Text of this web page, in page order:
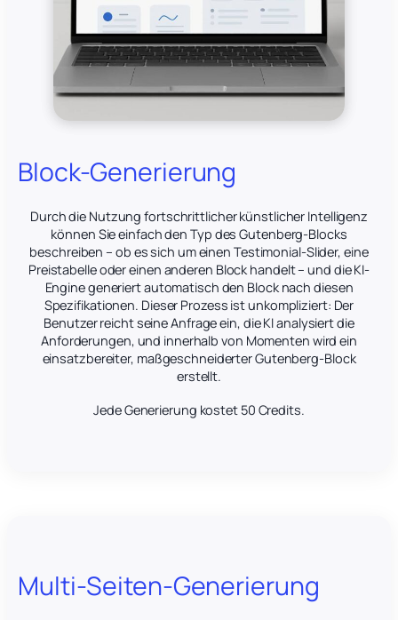
Block-Generierung
Durch die Nutzung fortschrittlicher künstlicher Intelligenz
können Sie einfach den Typ des Gutenberg-Blocks
beschreiben – ob es sich um einen Testimonial-Slider, eine
Preistabelle oder einen anderen Block handelt – und die KI-
Engine generiert automatisch den Block nach diesen
Spezifikationen. Dieser Prozess ist unkompliziert: Der
Benutzer reicht seine Anfrage ein, die KI analysiert die
Anforderungen, und innerhalb von Momenten wird ein
einsatzbereiter, maßgeschneiderter Gutenberg-Block
erstellt.
Jede Generierung kostet 50 Credits.
Multi-Seiten-Generierung